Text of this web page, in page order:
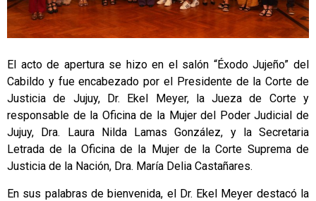
El acto de apertura se hizo en el salón “Éxodo Jujeño” del
Cabildo y fue encabezado por el Presidente de la Corte de
Justicia de Jujuy, Dr. Ekel Meyer, la Jueza de Corte y
responsable de la Oficina de la Mujer del Poder Judicial de
Jujuy, Dra. Laura Nilda Lamas González, y la Secretaria
Letrada de la Oficina de la Mujer de la Corte Suprema de
Justicia de la Nación, Dra. María Delia Castañares.
En sus palabras de bienvenida, el Dr. Ekel Meyer destacó la